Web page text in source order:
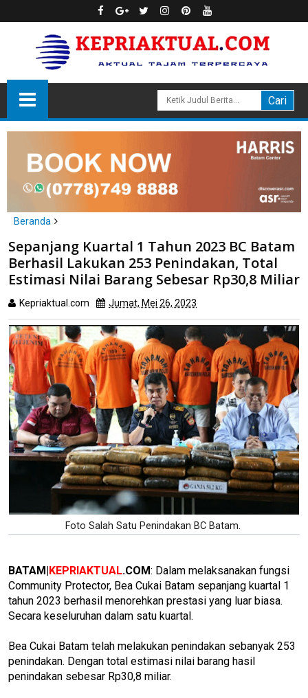
Beranda
Sepanjang Kuartal 1 Tahun 2023 BC Batam Berhasil Lakukan
253 Penindakan, Total Estimasi Nilai Barang Sebesar Rp30,8
Sepanjang Kuartal 1 Tahun 2023 BC Batam
Berhasil Lakukan 253 Penindakan, Total
Estimasi Nilai Barang Sebesar Rp30,8 Miliar
Kepriaktual.com Jumat, Mei 26, 2023
Foto Salah Satu Penindakan BC Batam.
BATAM|KEPRIAKTUAL.COM: Dalam melaksanakan fungsi
Community Protector, Bea Cukai Batam sepanjang kuartal 1
tahun 2023 berhasil menorehkan prestasi yang luar biasa.
Secara keseluruhan dalam satu kuartal.
Bea Cukai Batam telah melakukan penindakan sebanyak 253
penindakan. Dengan total estimasi nilai barang hasil
penindakan sebesar Rp30,8 miliar.